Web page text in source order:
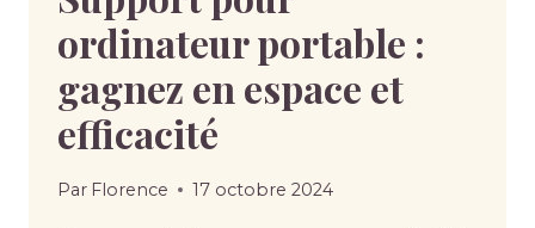
ordinateur portable :
gagnez en espace et
efficacité
Par Florence 17 octobre 2024